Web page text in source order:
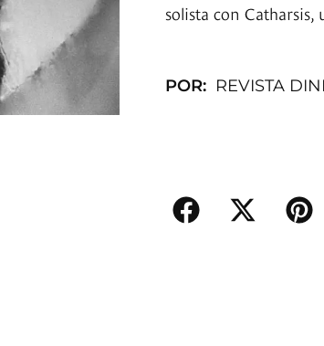
solista con
POR: REVISTA